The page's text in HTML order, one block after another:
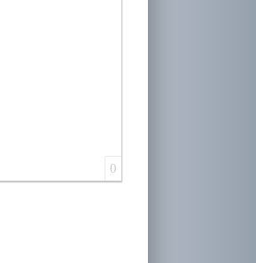
0